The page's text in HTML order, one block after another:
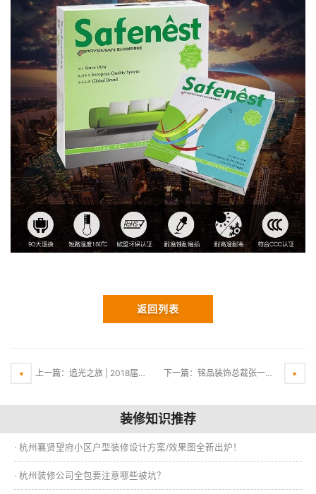
返回列表
上一篇：追光之旅 | 2018届全国“祝融奖”揭晓，媒体都惊呆这三位获奖大咖竟来自同一公司 下一篇：铭品装饰总裁张一良受邀参加“中非民营经济合作高峰论坛”
装修知识推荐
· 杭州襄贤望府小区户型装修设计方案/效果图全新出炉！
· 杭州装修公司全包要注意哪些被坑？